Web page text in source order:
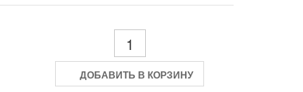
ДОБАВИТЬ В КОРЗИНУ